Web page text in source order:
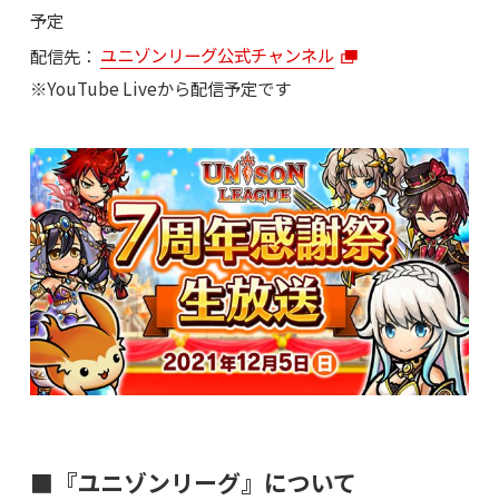
予定
配信先： ユニゾンリーグ公式チャンネル
※YouTube Liveから配信予定です
■『ユニゾンリーグ』について